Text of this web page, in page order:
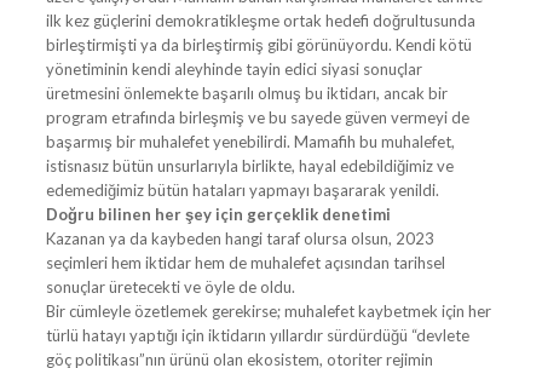
ilk kez güçlerini demokratikleşme ortak hedefi doğrultusunda
birleştirmişti ya da birleştirmiş gibi görünüyordu. Kendi kötü
yönetiminin kendi aleyhinde tayin edici siyasi sonuçlar
üretmesini önlemekte başarılı olmuş bu iktidarı, ancak bir
program etrafında birleşmiş ve bu sayede güven vermeyi de
başarmış bir muhalefet yenebilirdi. Mamafih bu muhalefet,
istisnasız bütün unsurlarıyla birlikte, hayal edebildiğimiz ve
edemediğimiz bütün hataları yapmayı başararak yenildi.
Doğru bilinen her şey için gerçeklik denetimi
Kazanan ya da kaybeden hangi taraf olursa olsun, 2023
seçimleri hem iktidar hem de muhalefet açısından tarihsel
sonuçlar üretecekti ve öyle de oldu.
Bir cümleyle özetlemek gerekirse; muhalefet kaybetmek için her
türlü hatayı yaptığı için iktidarın yıllardır sürdürdüğü “devlete
göç politikası”nın ürünü olan ekosistem, otoriter rejimin